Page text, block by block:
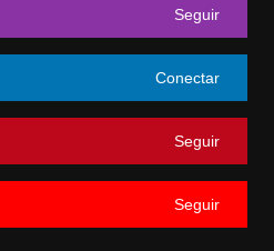
Seguir
Conectar
Seguir
Seguir